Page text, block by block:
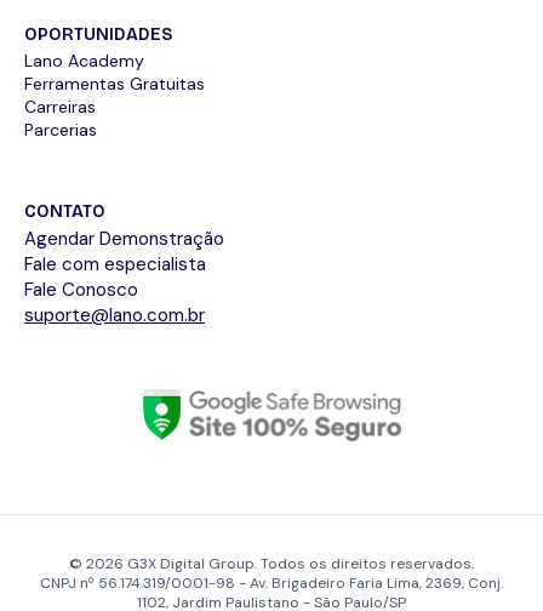
OPORTUNIDADES
Lano Academy
Ferramentas Gratuitas
Carreiras
Parcerias
CONTATO
Agendar Demonstração
Fale com especialista
Fale Conosco
suporte@lano.com.br
© 2026 G3X Digital Group. Todos os direitos reservados.
CNPJ nº 56.174.319/0001-98 - Av. Brigadeiro Faria Lima, 2369, Conj.
1102, Jardim Paulistano - São Paulo/SP